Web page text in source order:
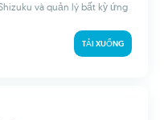
và quản lý bất kỳ ứng
TẢI XUỐNG